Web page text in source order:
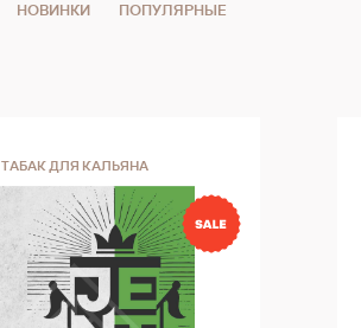
НОВИНКИ ПОПУЛЯРНЫЕ
ТАБАК ДЛЯ КАЛЬЯНА